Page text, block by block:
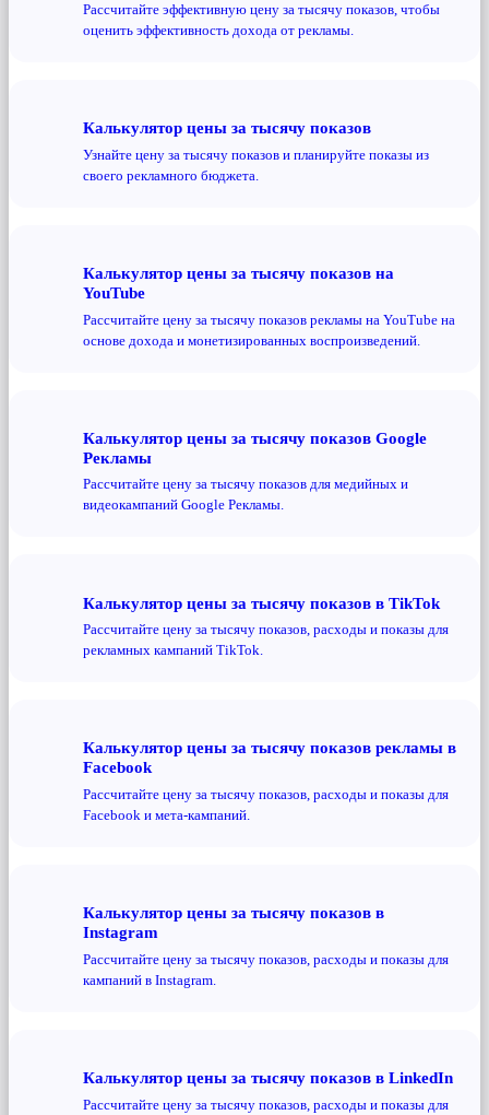
Рассчитайте эффективную цену за тысячу показов, чтобы
оценить эффективность дохода от рекламы.
Калькулятор цены за тысячу показов
Узнайте цену за тысячу показов и планируйте показы из
своего рекламного бюджета.
Калькулятор цены за тысячу показов на
YouTube
Рассчитайте цену за тысячу показов рекламы на YouTube на
основе дохода и монетизированных воспроизведений.
Калькулятор цены за тысячу показов Google
Рекламы
Рассчитайте цену за тысячу показов для медийных и
видеокампаний Google Рекламы.
Калькулятор цены за тысячу показов в TikTok
Рассчитайте цену за тысячу показов, расходы и показы для
рекламных кампаний TikTok.
Калькулятор цены за тысячу показов рекламы в
Facebook
Рассчитайте цену за тысячу показов, расходы и показы для
Facebook и мета-кампаний.
Калькулятор цены за тысячу показов в
Instagram
Рассчитайте цену за тысячу показов, расходы и показы для
кампаний в Instagram.
Калькулятор цены за тысячу показов в LinkedIn
Рассчитайте цену за тысячу показов, расходы и показы для